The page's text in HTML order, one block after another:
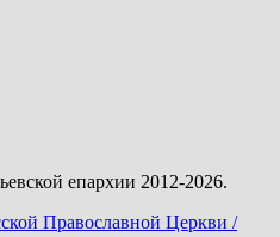
епархии 2012-2026.